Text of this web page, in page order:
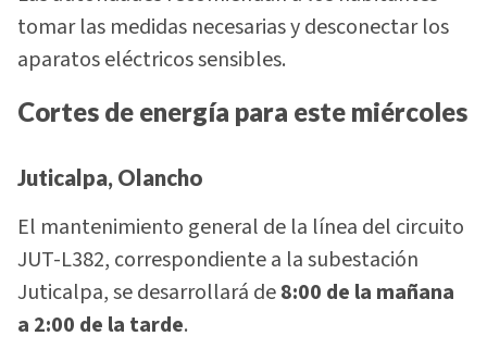
tomar las medidas necesarias y desconectar los
aparatos eléctricos sensibles.
Cortes de energía para este miércoles
Juticalpa, Olancho
El mantenimiento general de la línea del circuito
JUT-L382, correspondiente a la subestación
Juticalpa, se desarrollará de8:00 de la mañana
a 2:00 de la tarde.